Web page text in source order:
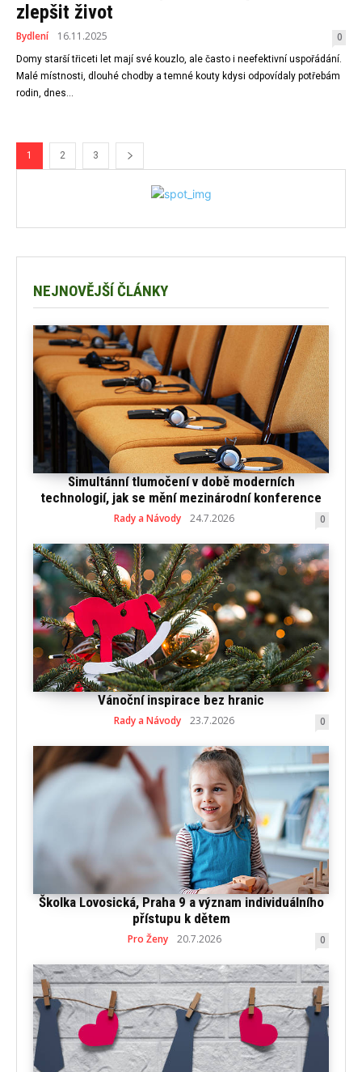
zlepšit život
Bydlení 16.11.2025 0
Domy starší třiceti let mají své kouzlo, ale často i neefektivní uspořádání.
Malé místnosti, dlouhé chodby a temné kouty kdysi odpovídaly potřebám
rodin, dnes...
1 2 3
NEJNOVĚJŠÍ ČLÁNKY
Simultánní tlumočení v době moderních
technologií, jak se mění mezinárodní konference
Rady a Návody 24.7.2026 0
Vánoční inspirace bez hranic
Rady a Návody 23.7.2026 0
Školka Lovosická, Praha 9 a význam individuálního
přístupu k dětem
Pro Ženy 20.7.2026 0